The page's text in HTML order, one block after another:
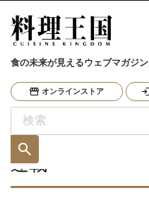
食の未来が見えるウェブマガジン
オンラインストア
連載